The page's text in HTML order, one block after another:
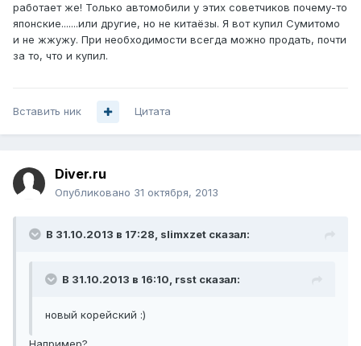
работает же! Только автомобили у этих советчиков почему-то
японские.......или другие, но не китаёзы. Я вот купил Сумитомо
и не жжужу. При необходимости всегда можно продать, почти
за то, что и купил.
Вставить ник Цитата
Diver.ru
Опубликовано 31 октября, 2013
В 31.10.2013 в 17:28, slimxzet сказал:
В 31.10.2013 в 16:10, rsst сказал:
новый корейский :)